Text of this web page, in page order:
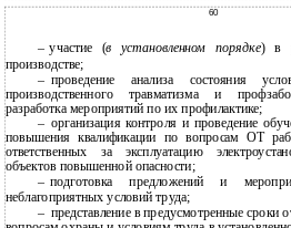
60
– участие (в установленном порядке) в
производстве;
– проведение анализа состояния
производственного травматизма и
разработка мероприятий по их профилактике;
– организация контроля и проведение
повышения квалификации по вопросам ОТ
ответственных за эксплуатацию
объектов повышенной опасности;
– подготовка предложений и
неблагоприятных условий труда;
– представление в предусмотренные сроки